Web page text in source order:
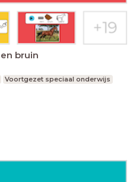
bruin
Voortgezet speciaal onderwijs